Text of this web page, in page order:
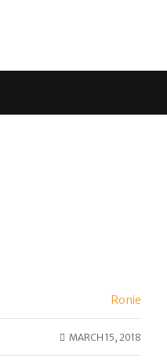
Ronie
MARCH 15, 2018